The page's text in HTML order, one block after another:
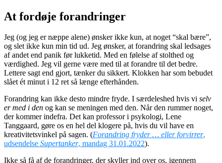
At fordøje forandringer
Jeg (og jeg er næppe alene) ønsker ikke kun, at noget “skal bære”,
og slet ikke kun min tid ud. Jeg ønsker, at forandring skal ledsages
af andet end panik før lukketid. Med en følelse af stolthed og
værdighed. Jeg vil gerne være med til at forandre til det bedre.
Lettere sagt end gjort, tænker du sikkert. Klokken har som bebudet
slået ét minut i 12 ret så længe efterhånden.
Forandring kan ikke desto mindre fryde. I særdeleshed hvis vi selv
er med i den og kan se meningen med den. Når den rummer noget,
der kommer indefra. Det kan professor i psykologi, Lene
Tanggaard, gøre os en hel del klogere på, hvis du vil have en
kreativitetsvinkel på sagen. (Forandring fryder … eller forvirrer,
udsendelse Supertanker, mandag 31.01.2022).
Ikke så få af de forandringer, der skyller ind over os, igennem